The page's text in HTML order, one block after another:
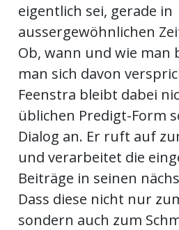
eigentlich sei, gerade in
aussergewöhnlichen
Ob, wann und wie man
man sich davon
Feenstra bleibt dabei
üblichen Predigt-Form
Dialog an. Er ruft auf
und verarbeitet die
Beiträge in seinen
Dass diese nicht nur
sondern auch zum